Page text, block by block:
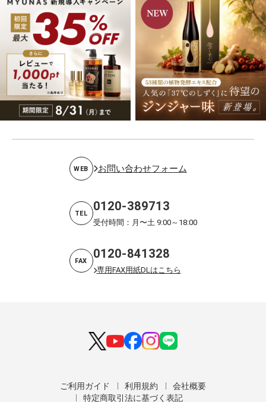
WEB お問い合わせフォーム
TEL 0120-389713
受付時間：月〜土 9:00～18:00
FAX 0120-841328
専用FAX用紙DLはこちら
ご利用ガイド 利用規約
会社概要
特定商取引法に基づく表記